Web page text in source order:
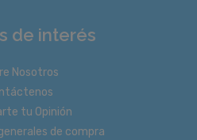
de interés
Nosotros
tu Opinión
de compra